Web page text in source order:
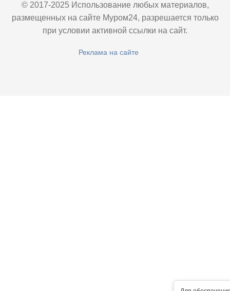
© 2017-2025 Использование любых материалов,
размещенных на сайте Муром24, разрешается только
при условии активной ссылки на сайт.
Реклама на сайте